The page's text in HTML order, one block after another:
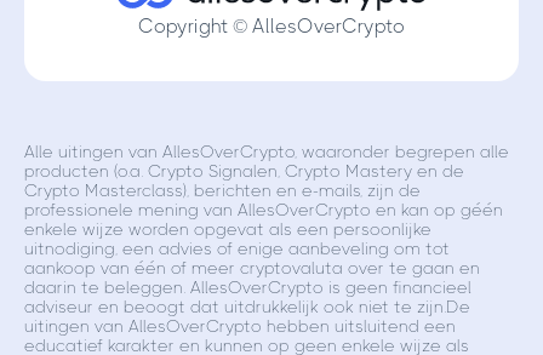
Copyright © AllesOverCrypto
Alle uitingen van AllesOverCrypto, waaronder begrepen alle
producten (o.a. Crypto Signalen, Crypto Mastery en de
Crypto Masterclass), berichten en e-mails, zijn de
professionele mening van AllesOverCrypto en kan op géén
enkele wijze worden opgevat als een persoonlijke
uitnodiging, een advies of enige aanbeveling om tot
aankoop van één of meer cryptovaluta over te gaan en
daarin te beleggen. AllesOverCrypto is geen financieel
adviseur en beoogt dat uitdrukkelijk ook niet te zijn.De
uitingen van AllesOverCrypto hebben uitsluitend een
educatief karakter en kunnen op geen enkele wijze als